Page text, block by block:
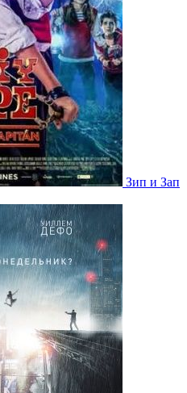
Зип и Зап